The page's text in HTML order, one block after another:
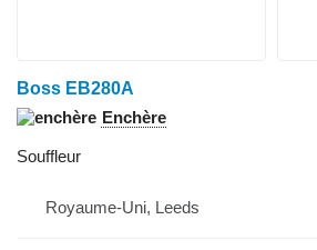
Boss EB280A
Enchère
Souffleur
Royaume-Uni, Leeds